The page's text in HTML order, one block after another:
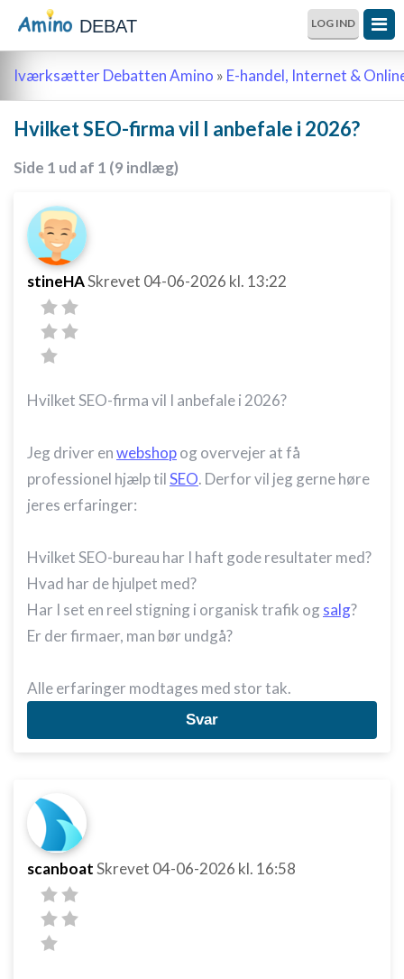
DEBAT LOG IND
Iværksætter Debatten Amino » E-handel, Internet &
Hvilket SEO-firma vil I anbefale i 2026?
Side 1 ud af 1 (9 indlæg)
stineHASkrevet 04-06-2026 kl. 13:22
Hvilket SEO-firma vil I anbefale i 2026?
Jeg driver enwebshopog overvejer at få
professionel hjælp tilSEO. Derfor vil jeg gerne høre
jeres erfaringer:
Hvilket SEO-bureau har I haft gode resultater med?
Hvad har de hjulpet med?
Har I set en reel stigning i organisk trafik og salg?
Er der firmaer, man bør undgå?
Alle erfaringer modtages med stor tak.
Svar
scanboatSkrevet 04-06-2026 kl. 16:58